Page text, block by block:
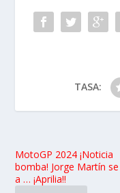
TASA:
MotoGP 2024 ¡Noticia
bomba! Jorge Martín
a … ¡Aprilia!!